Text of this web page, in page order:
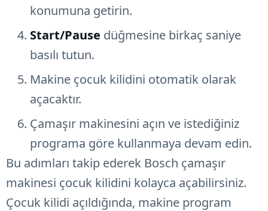
konumuna getirin.
Start/Pause düğmesine birkaç saniye
basılı tutun.
Makine çocuk kilidini otomatik olarak
açacaktır.
Çamaşır makinesini açın ve istediğiniz
programa göre kullanmaya devam edin.
Bu adımları takip ederek Bosch çamaşır
makinesi çocuk kilidini kolayca açabilirsiniz.
Çocuk kilidi açıldığında, makine program